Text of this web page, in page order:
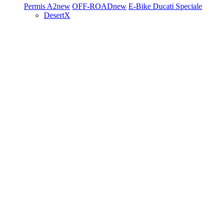
Permis A2new OFF-ROADnew E-Bike Ducati Speciale
DesertX